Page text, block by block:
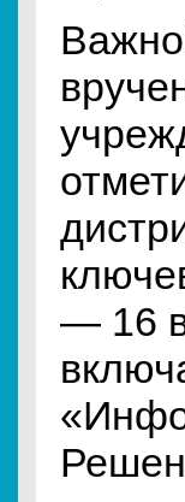
— 16